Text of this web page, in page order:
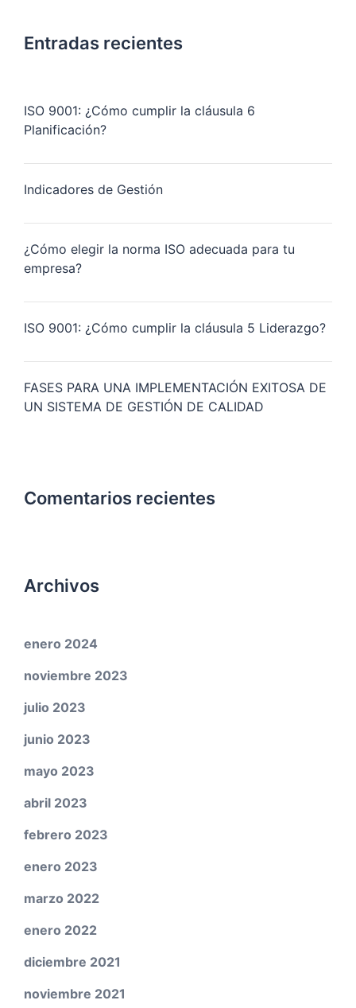
Entradas recientes
ISO 9001: ¿Cómo cumplir la cláusula 6
Planificación?
Indicadores de Gestión
¿Cómo elegir la norma ISO adecuada para tu
empresa?
ISO 9001: ¿Cómo cumplir la cláusula 5 Liderazgo?
FASES PARA UNA IMPLEMENTACIÓN EXITOSA DE
UN SISTEMA DE GESTIÓN DE CALIDAD
Comentarios recientes
Archivos
enero 2024
noviembre 2023
julio 2023
junio 2023
mayo 2023
abril 2023
febrero 2023
enero 2023
marzo 2022
enero 2022
diciembre 2021
noviembre 2021